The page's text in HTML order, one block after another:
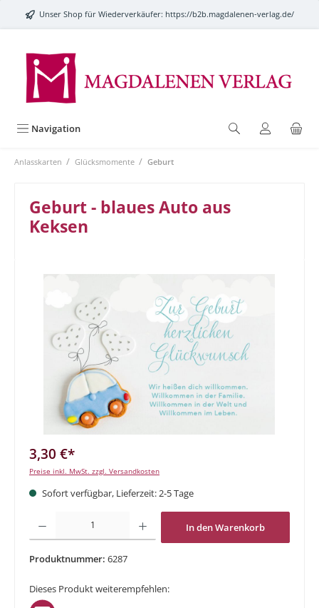
springenUnser Shop für Wiederverkäufer: https://b2b.magdalenen-verlag.de/
Navigation
Anlasskarten / Glücksmomente / Geburt
Geburt - blaues Auto aus
Keksen
3,30 €*
Preise inkl. MwSt. zzgl. Versandkosten
Sofort verfügbar, Lieferzeit: 2-5 Tage
Produkt Anzahl: Gib den gewünschten Wert ein oder benutze die Schaltflächen um
In den Warenkorb
Produktnummer: 6287
Dieses Produkt weiterempfehlen: